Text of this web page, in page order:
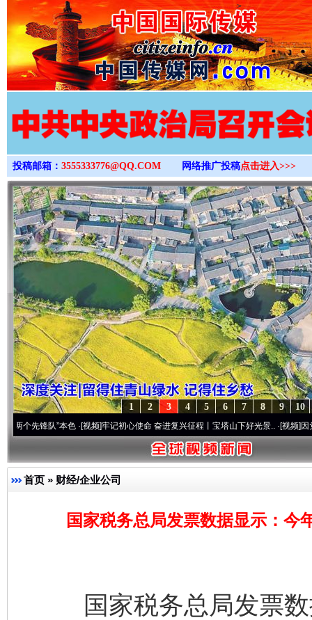
>
投稿邮箱： 3555333776@QQ.COM 网络推广投稿点击进入>>>
10
9
8
7
6
5
4
3
2
1
队”本色·[视频]牢记初心使命 奋进复兴征程丨宝塔山下好光景..·[视频]因党而生 为
首页 » 财经/企业公司
国家税务总局发票数据显示：今
国家税务总局发票数